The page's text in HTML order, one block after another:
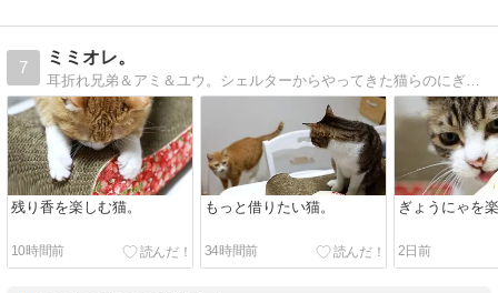
7
ミミオレ。
耳折れ兄弟＆アミ＆ユウ。シェルターからやってきた猫らのにぎやかな日常とアトム＆ルークの懐かしい思い出。
残り香を楽しむ猫。
10時間前
もっと借りたい猫。
34時間前
ぎょうにゃを
2日前